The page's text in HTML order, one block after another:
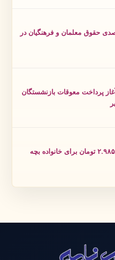
از افزایش ۱۲ درصدی حقوق معلمان و فرهنگیان در
پرداخت معوقات بازنشستگان
واریز یارانه معیشتی ۲.۹۸۵.۰۰۰ تومان برای خانواده بچه